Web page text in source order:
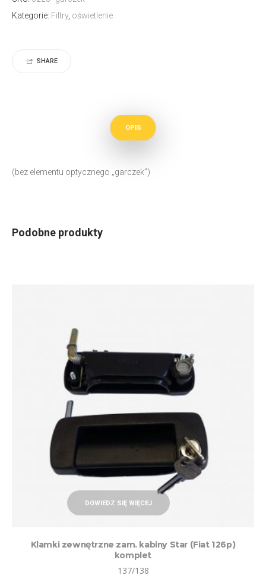
Kategorie: Filtry, oświetlenie
SHARE
OPIS
(bez elementu optycznego „garczek”)
Podobne produkty
DOWIEDZ SIĘ WIĘCEJ
Klamki zewnętrzne zam. kabiny Star (Fiat 126p)
komplet
137/138